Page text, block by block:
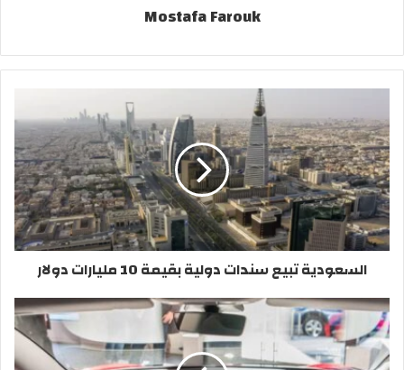
Mostafa Farouk
السعودية تبيع سندات دولية بقيمة 10 مليارات دولار